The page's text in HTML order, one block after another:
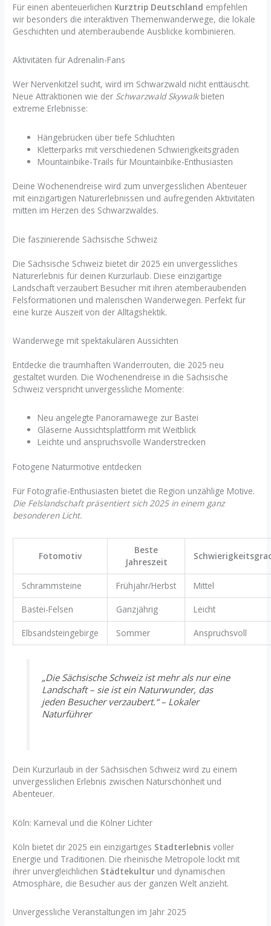
Für einen abenteuerlichen Kurztrip Deutschland empfehlen
wir besonders die interaktiven Themenwanderwege, die lokale
Geschichten und atemberaubende Ausblicke kombinieren.
Aktivitäten für Adrenalin-Fans
Wer Nervenkitzel sucht, wird im Schwarzwald nicht enttäuscht.
Neue Attraktionen wie der Schwarzwald Skywalkbieten
extreme Erlebnisse:
Hängebrücken über tiefe Schluchten
Kletterparks mit verschiedenen Schwierigkeitsgraden
Mountainbike-Trails für Mountainbike-Enthusiasten
Deine Wochenendreise wird zum unvergesslichen Abenteuer
mit einzigartigen Naturerlebnissen und aufregenden Aktivitäten
mitten im Herzen des Schwarzwaldes.
Die faszinierende Sächsische Schweiz
Die Sächsische Schweiz bietet dir 2025 ein unvergessliches
Naturerlebnis für deinen Kurzurlaub. Diese einzigartige
Landschaft verzaubert Besucher mit ihren atemberaubenden
Felsformationen und malerischen Wanderwegen. Perfekt für
eine kurze Auszeit von der Alltagshektik.
Wanderwege mit spektakulären Aussichten
Entdecke die traumhaften Wanderrouten, die 2025 neu
gestaltet wurden. Die Wochenendreise in die Sächsische
Schweiz verspricht unvergessliche Momente:
Neu angelegte Panoramawege zur Bastei
Gläserne Aussichtsplattform mit Weitblick
Leichte und anspruchsvolle Wanderstrecken
Fotogene Naturmotive entdecken
Für Fotografie-Enthusiasten bietet die Region unzählige Motive.
Die Felslandschaft präsentiert sich 2025 in einem ganz
besonderen Licht.
Fotomotiv
Beste
Jahreszeit
Schrammsteine Frühjahr/Herbst Mittel
Bastei-Felsen Ganzjährig Leicht
Elbsandsteingebirge Sommer Anspruchsvoll
„Die Sächsische Schweiz ist mehr als nur eine
Landschaft – sie ist ein Naturwunder, das
jeden Besucher verzaubert.“ – Lokaler
Naturführer
Dein Kurzurlaub in der Sächsischen Schweiz wird zu einem
unvergesslichen Erlebnis zwischen Naturschönheit und
Abenteuer.
Köln: Karneval und die Kölner Lichter
Köln bietet dir 2025 ein einzigartiges Stadterlebnis voller
Energie und Traditionen. Die rheinische Metropole lockt mit
ihrer unvergleichlichen Städtekultur und dynamischen
Atmosphäre, die Besucher aus der ganzen Welt anzieht.
Unvergessliche Veranstaltungen im Jahr 2025